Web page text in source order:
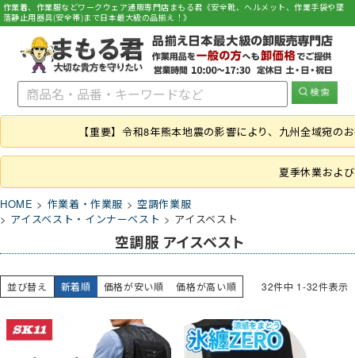
作業着、作業服などワークウェア通販専門店まもる君《安全靴、ヘルメット、作業手袋や墜
落静止用器具(安全帯)まで日本最大級の品揃え！》
【重要】令和8年熊本地震の影響により、九州全域宛
夏季休業およ
HOME 作業着・作業服
空調作業服
アイスベスト・インナーベスト
アイスベスト
空調服 アイスベスト
並び替え 新着順 価格が安い順 価格が高い順 32件中 1-32件表示